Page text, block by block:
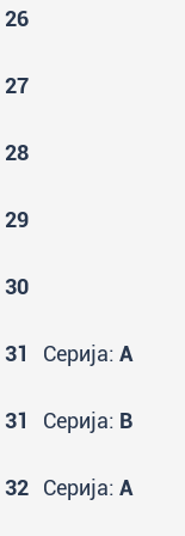
26
27
28
29
30
31 Серија: A
31 Серија: B
32 Серија: A